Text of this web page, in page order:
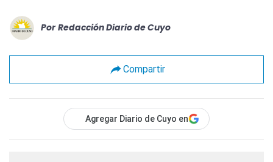
Por Redacción Diario de Cuyo
Compartir
Agregar Diario de Cuyo en